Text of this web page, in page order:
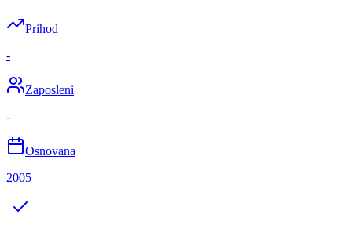
Prihod
-
Zaposleni
-
Osnovana
2005